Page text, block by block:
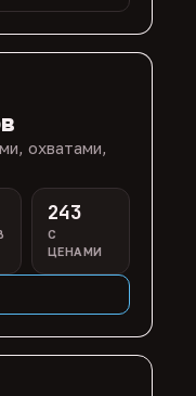
охватами,
243
С
ЦЕНАМИ